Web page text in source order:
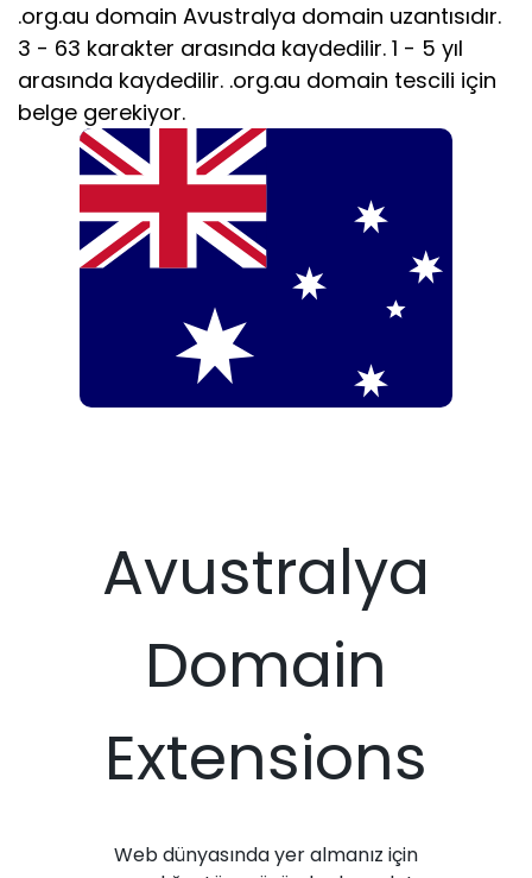
.org.au domain Avustralya domain uzantısıdır.
3 - 63 karakter arasında kaydedilir. 1 - 5 yıl
arasında kaydedilir. .org.au domain tescili için
belge gerekiyor.
Avustralya
Domain
Extensions
Web dünyasında yer almanız için